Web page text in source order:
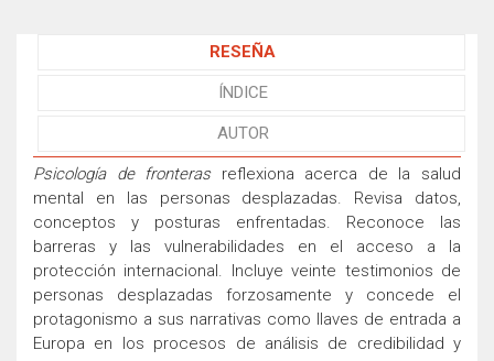
RESEÑA
ÍNDICE
AUTOR
Psicología de fronterasreflexiona acerca de la salud
mental en las personas desplazadas. Revisa datos,
conceptos y posturas enfrentadas. Reconoce las
barreras y las vulnerabilidades en el acceso a la
protección internacional. Incluye veinte testimonios de
personas desplazadas forzosamente y concede el
protagonismo a sus narrativas como llaves de entrada a
Europa en los procesos de análisis de credibilidad y